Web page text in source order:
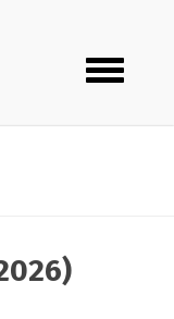
Toggle
navigation